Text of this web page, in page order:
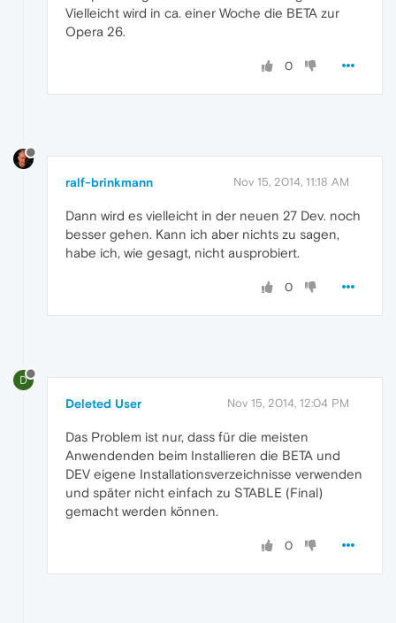
Vielleicht wird in ca. einer Woche die BETA zur
Opera 26.
0
ralf-brinkmann Nov 15, 2014, 11:18 AM
Dann wird es vielleicht in der neuen 27 Dev. noch
besser gehen. Kann ich aber nichts zu sagen,
habe ich, wie gesagt, nicht ausprobiert.
0
D
Deleted User Nov 15, 2014, 12:04 PM
Das Problem ist nur, dass für die meisten
Anwendenden beim Installieren die BETA und
DEV eigene Installationsverzeichnisse verwenden
und später nicht einfach zu STABLE (Final)
gemacht werden können.
0